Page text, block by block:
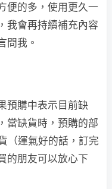
便的多，使用更久一
我會再持續補充內容
問我。
預購中表示目前缺
當缺貨時，預購的部
（運氣好的話，訂完
的朋友可以放心下